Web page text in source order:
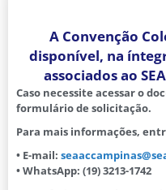
A Convenção
disponível, na
associados ao
Caso necessite acessar o
formulário de solicitação.
Para mais informações,
• E-mail:
• WhatsApp: (19) 3213-1742